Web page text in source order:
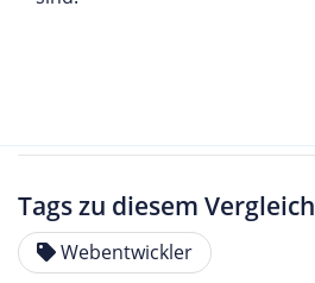
Tags zu diesem Vergleich
Webentwickler